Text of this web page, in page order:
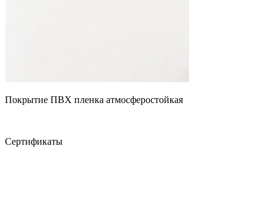
Покрытие ПВХ пленка атмосферостойкая
Сертификаты